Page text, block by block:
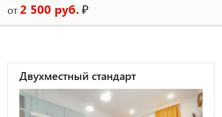
от 2 500 руб.₽
Двухместный стандарт